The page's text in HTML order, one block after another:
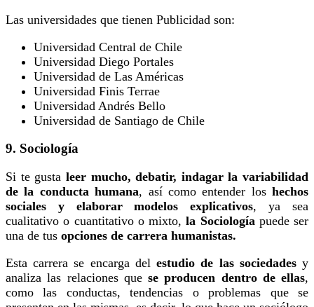
Las universidades que tienen Publicidad son:
Universidad Central de Chile
Universidad Diego Portales
Universidad de Las Américas
Universidad Finis Terrae
Universidad Andrés Bello
Universidad de Santiago de Chile
9. Sociología
Si te gusta leer mucho, debatir, indagar la variabilidad
de la conducta humana, así como entender los hechos
sociales y elaborar modelos explicativos, ya sea
cualitativo o cuantitativo o mixto, la Sociología puede ser
una de tus opciones de carrera humanistas.
Esta carrera se encarga delestudio de las sociedades y
analiza las relaciones que se producen dentro de ellas,
como las conductas, tendencias o problemas que se